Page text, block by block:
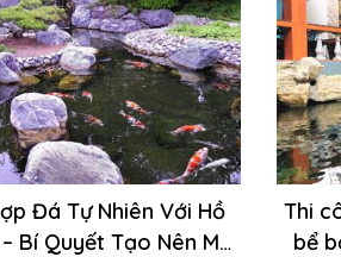
Đá Tự Nhiên Với Hồ
Bí Quyết Tạo Nên Một
Thi
bể
Hồ cá Koi
Mời liên hệ
NEW
NEW
NEW